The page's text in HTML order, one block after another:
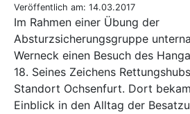
Veröffentlich am: 14.03.2017
Im Rahmen einer Übung der
Absturzsicherungsgruppe
Werneck einen Besuch des
18. Seines Zeichens
Standort Ochsenfurt. Dort
Einblick in den Alltag der